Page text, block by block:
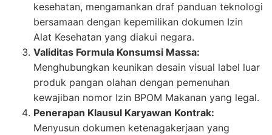
kesehatan, mengamankan draf panduan teknologi
bersamaan dengan kepemilikan dokumen Izin
Alat Kesehatan yang diakui negara.
Validitas Formula Konsumsi Massa:
Menghubungkan keunikan desain visual label luar
produk pangan olahan dengan pemenuhan
kewajiban nomor Izin BPOM Makanan yang legal.
Penerapan Klausul Karyawan Kontrak:
Menyusun dokumen ketenagakerjaan yang